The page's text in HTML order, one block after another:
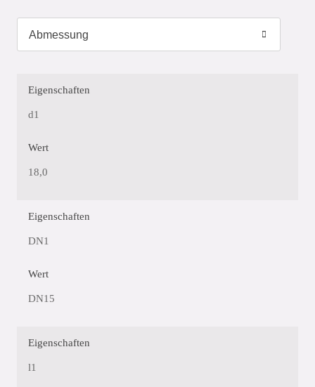
Eigenschaften
d1
Wert
18,0
Eigenschaften
DN1
Wert
DN15
Eigenschaften
l1